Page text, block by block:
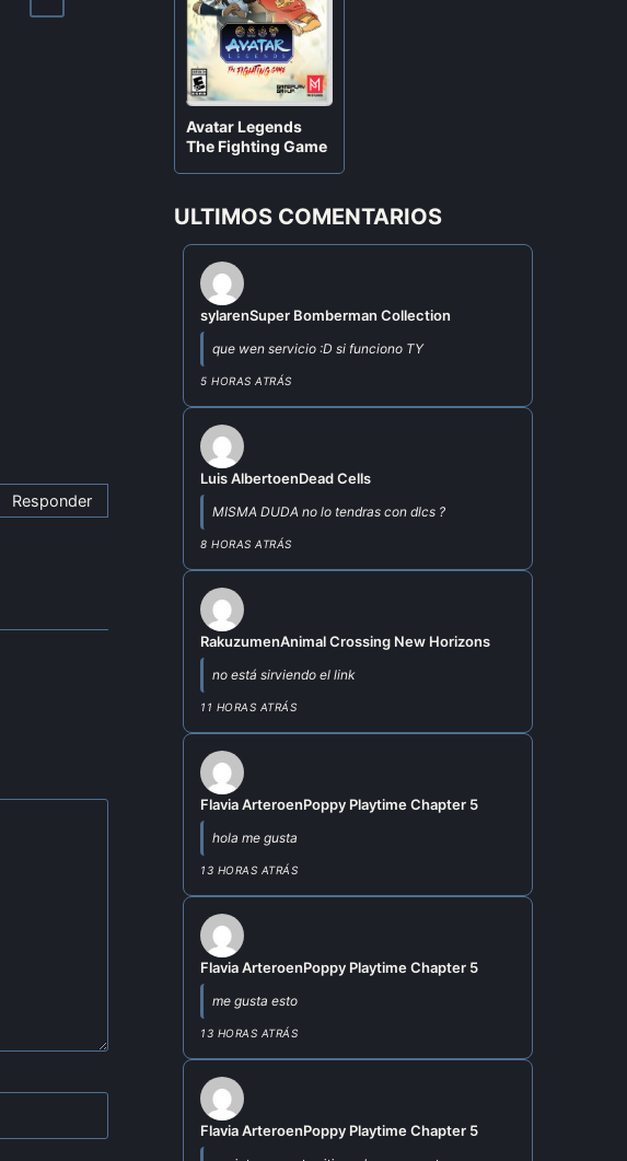
Trey
Jeiner09
mayo 29, 2026
Responder
Avatar Legends
The Fighting Game
ULTIMOS COMENTARIOS
sylarenSuper Bomberman Collection
que wen servicio :D si funciono TY
5 HORAS ATRÁS
Luis AlbertoenDead Cells
MISMA DUDA no lo tendras con dlcs ?
8 HORAS ATRÁS
RakuzumenAnimal Crossing New Horizons
no está sirviendo el link
11 HORAS ATRÁS
Flavia ArteroenPoppy Playtime Chapter 5
hola me gusta
13 HORAS ATRÁS
Flavia ArteroenPoppy Playtime Chapter 5
me gusta esto
13 HORAS ATRÁS
Flavia ArteroenPoppy Playtime Chapter 5